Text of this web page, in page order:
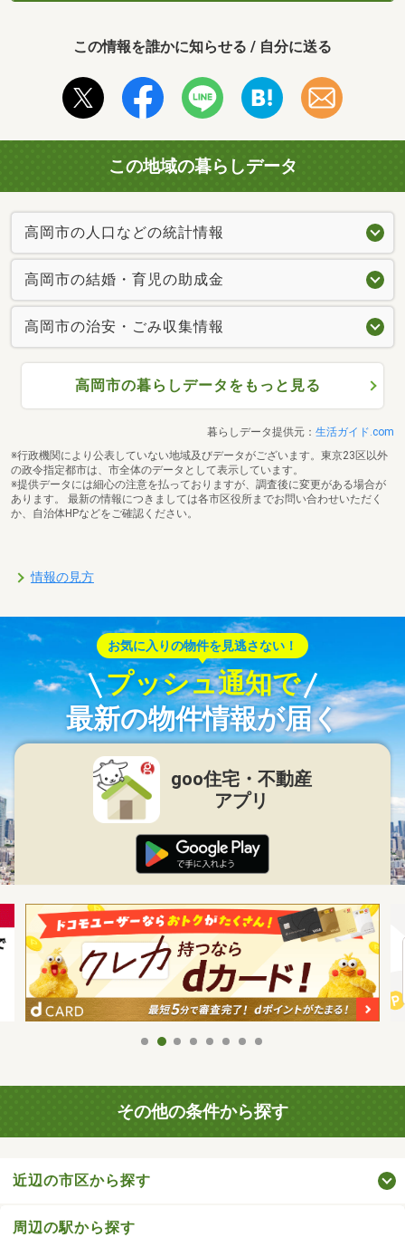
この情報を誰かに知らせる / 自分に送る
この地域の暮らしデータ
高岡市の人口などの統計情報
高岡市の結婚・育児の助成金
高岡市の治安・ごみ収集情報
高岡市の暮らしデータをもっと見る
暮らしデータ提供元： 生活ガイド.com
※行政機関により公表していない地域及びデータがございます。東京23区以外
の政令指定都市は、市全体のデータとして表示しています。
※提供データには細心の注意を払っておりますが、調査後に変更がある場合が
あります。 最新の情報につきましては各市区役所までお問い合わせいただく
か、自治体HPなどをご確認ください。
情報の見方
お気に入りの物件を見逃さない！
プッシュ通知で
最新の物件情報が届く
goo住宅・不動産
アプリ
その他の条件から探す
近辺の市区から探す
周辺の駅から探す